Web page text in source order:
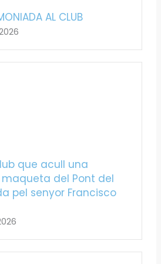
AL CLUB
que acull una
del Pont del
pel senyor Francisco